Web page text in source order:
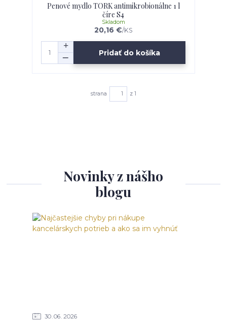
Penové mydlo TORK antimikrobionálne 1 l
číre S4
20,16 €/KS
Skladom
Pridať do košíka
strana z 1
Novinky z nášho
blogu
30 06 2026